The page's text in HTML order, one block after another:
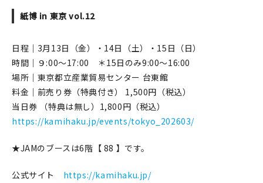
紙博 in 東京 vol.12
日程｜3月13日（金）・14日（土）・15日（日）
時間｜９:00〜17:00 ＊15日のみ9:00〜16:00
場所｜東京都立産業貿易センター 台東館
料金｜前売り券（特典付き） 1,500円（税込）
当日券 （特典は無し）1,800円（税込）
https://kamihaku.jp/events/tokyo_202603/
★JAMのブースは6階【 88 】です。
公式サイト https://kamihaku.jp/